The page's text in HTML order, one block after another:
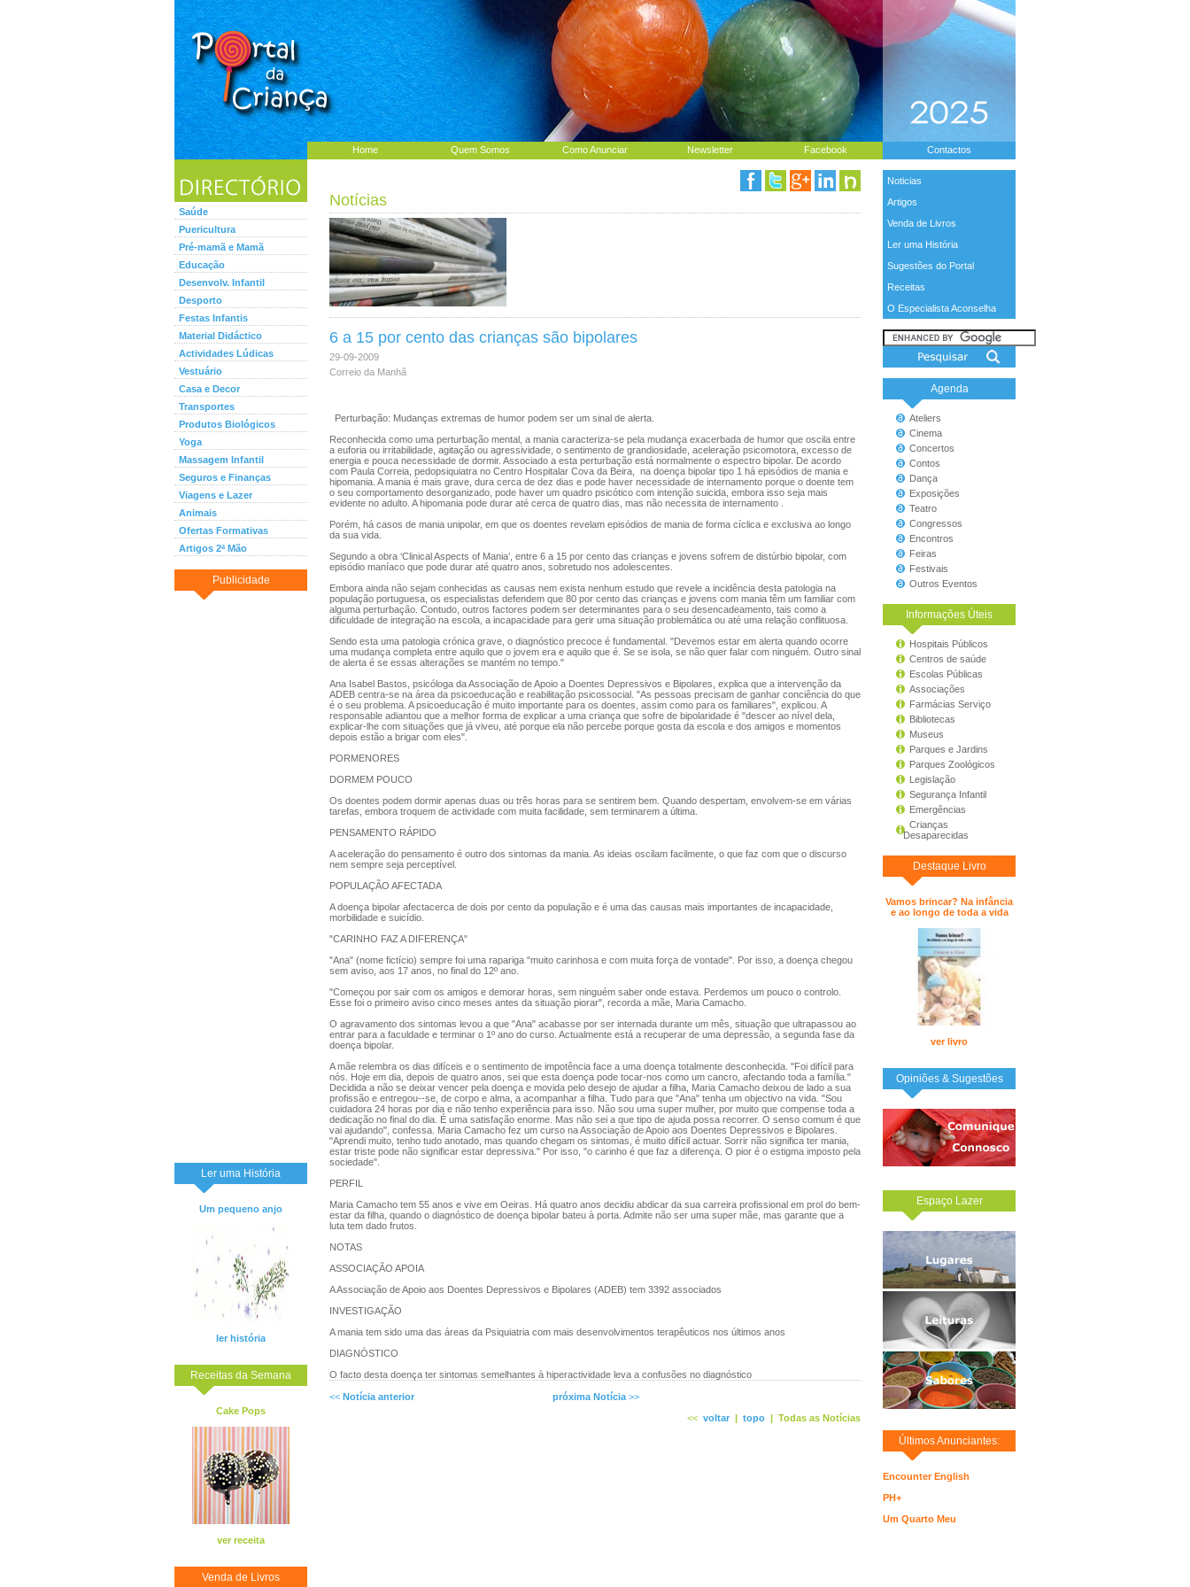
Home Quem Somos Como Anunciar Newsletter Facebook Contactos
Saúde
Puericultura
Pré-mamã e Mamã
Educação
Desenvolv. Infantil
Desporto
Festas Infantis
Material Didáctico
Actividades Lúdicas
Vestuário
Casa e Decor
Transportes
Produtos Biológicos
Yoga
Massagem Infantil
Seguros e Finanças
Viagens e Lazer
Animais
Ofertas Formativas
Artigos 2ª Mão
Publicidade
Ler uma História
Um pequeno anjo
ler história
Receitas da Semana
Cake Pops
ver receita
Venda de Livros
Noticias
Artigos
Venda de Livros
Ler uma História
Sugestões do Portal
Receitas
O Especialista Aconselha
Agenda
Ateliers
Cinema
Concertos
Contos
Dança
Exposições
Teatro
Congressos
Encontros
Feiras
Festivais
Outros Eventos
Informações Úteis
Hospitais Públicos
Centros de saúde
Escolas Públicas
Associações
Farmácias Serviço
Bibliotecas
Museus
Parques e Jardins
Parques Zoológicos
Legislação
Segurança Infantil
Emergências
Crianças
Desaparecidas
Destaque Livro
Vamos brincar? Na infância
e ao longo de toda a vida
ver livro
Opiniões & Sugestões
Espaço Lazer
Últimos Anunciantes:
Encounter English
PH+
Um Quarto Meu
Notícias
6 a 15 por cento das crianças são bipolares
29-09-2009
Correio da Manhã
Perturbação: Mudanças extremas de humor podem ser um sinal de alerta.
Reconhecida como uma perturbação mental, a mania caracteriza-se pela mudança exacerbada de humor que oscila entre
a euforia ou irritabilidade, agitação ou agressividade, o sentimento de grandiosidade, aceleração psicomotora, excesso de
energia e pouca necessidade de dormir. Associado a esta perturbação está normalmente o espectro bipolar. De acordo
com Paula Correia, pedopsiquiatra no Centro Hospitalar Cova da Beira, na doença bipolar tipo 1 há episódios de mania e
hipomania. A mania é mais grave, dura cerca de dez dias e pode haver necessidade de internamento porque o doente tem
o seu comportamento desorganizado, pode haver um quadro psicótico com intenção suicida, embora isso seja mais
evidente no adulto. A hipomania pode durar até cerca de quatro dias, mas não necessita de internamento .
Porém, há casos de mania unipolar, em que os doentes revelam episódios de mania de forma cíclica e exclusiva ao longo
da sua vida.
Segundo a obra ‘Clinical Aspects of Mania’, entre 6 a 15 por cento das crianças e jovens sofrem de distúrbio bipolar, com
episódio maníaco que pode durar até quatro anos, sobretudo nos adolescentes.
Embora ainda não sejam conhecidas as causas nem exista nenhum estudo que revele a incidência desta patologia na
população portuguesa, os especialistas defendem que 80 por cento das crianças e jovens com mania têm um familiar com
alguma perturbação. Contudo, outros factores podem ser determinantes para o seu desencadeamento, tais como a
dificuldade de integração na escola, a incapacidade para gerir uma situação problemática ou até uma relação conflituosa.
Sendo esta uma patologia crónica grave, o diagnóstico precoce é fundamental. "Devemos estar em alerta quando ocorre
uma mudança completa entre aquilo que o jovem era e aquilo que é. Se se isola, se não quer falar com ninguém. Outro sinal
de alerta é se essas alterações se mantém no tempo."
Ana Isabel Bastos, psicóloga da Associação de Apoio a Doentes Depressivos e Bipolares, explica que a intervenção da
ADEB centra-se na área da psicoeducação e reabilitação psicossocial. "As pessoas precisam de ganhar conciência do que
é o seu problema. A psicoeducação é muito importante para os doentes, assim como para os familiares", explicou. A
responsable adiantou que a melhor forma de explicar a uma criança que sofre de bipolaridade é "descer ao nível dela,
explicar-lhe com situações que já viveu, até porque ela não percebe porque gosta da escola e dos amigos e momentos
depois estão a brigar com eles".
PORMENORES
DORMEM POUCO
Os doentes podem dormir apenas duas ou três horas para se sentirem bem. Quando despertam, envolvem-se em várias
tarefas, embora troquem de actividade com muita facilidade, sem terminarem a última.
PENSAMENTO RÁPIDO
A aceleração do pensamento é outro dos sintomas da mania. As ideias oscilam facilmente, o que faz com que o discurso
nem sempre seja perceptível.
POPULAÇÃO AFECTADA
A doença bipolar afectacerca de dois por cento da população e é uma das causas mais importantes de incapacidade,
morbilidade e suicídio.
"CARINHO FAZ A DIFERENÇA"
"Ana" (nome fictício) sempre foi uma rapariga "muito carinhosa e com muita força de vontade". Por isso, a doença chegou
sem aviso, aos 17 anos, no final do 12º ano.
"Começou por sair com os amigos e demorar horas, sem ninguém saber onde estava. Perdemos um pouco o controlo.
Esse foi o primeiro aviso cinco meses antes da situação piorar", recorda a mãe, Maria Camacho.
O agravamento dos sintomas levou a que "Ana" acabasse por ser internada durante um mês, situação que ultrapassou ao
entrar para a faculdade e terminar o 1º ano do curso. Actualmente está a recuperar de uma depressão, a segunda fase da
doença bipolar.
A mãe relembra os dias difíceis e o sentimento de impotência face a uma doença totalmente desconhecida. "Foi difícil para
nós. Hoje em dia, depois de quatro anos, sei que esta doença pode tocar-nos como um cancro, afectando toda a família."
Decidida a não se deixar vencer pela doença e movida pelo desejo de ajudar a filha, Maria Camacho deixou de lado a sua
profissão e entregou--se, de corpo e alma, a acompanhar a filha. Tudo para que "Ana" tenha um objectivo na vida. "Sou
cuidadora 24 horas por dia e não tenho experiência para isso. Não sou uma super mulher, por muito que compense toda a
dedicação no final do dia. É uma satisfação enorme. Mas não sei a que tipo de ajuda possa recorrer. O senso comum é que
vai ajudando", confessa. Maria Camacho fez um curso na Associação de Apoio aos Doentes Depressivos e Bipolares.
"Aprendi muito, tenho tudo anotado, mas quando chegam os sintomas, é muito difícil actuar. Sorrir não significa ter mania,
estar triste pode não significar estar depressiva." Por isso, "o carinho é que faz a diferença. O pior é o estigma imposto pela
sociedade".
PERFIL
Maria Camacho tem 55 anos e vive em Oeiras. Há quatro anos decidiu abdicar da sua carreira profissional em prol do bem-
estar da filha, quando o diagnóstico de doença bipolar bateu à porta. Admite não ser uma super mãe, mas garante que a
luta tem dado frutos.
NOTAS
ASSOCIAÇÃO APOIA
A Associação de Apoio aos Doentes Depressivos e Bipolares (ADEB) tem 3392 associados
INVESTIGAÇÃO
A mania tem sido uma das áreas da Psiquiatria com mais desenvolvimentos terapêuticos nos últimos anos
DIAGNÓSTICO
O facto desta doença ter sintomas semelhantes à hiperactividade leva a confusões no diagnóstico
<< Notícia anterior próxima Notícia >>
<< voltar | topo | Todas as Notícias